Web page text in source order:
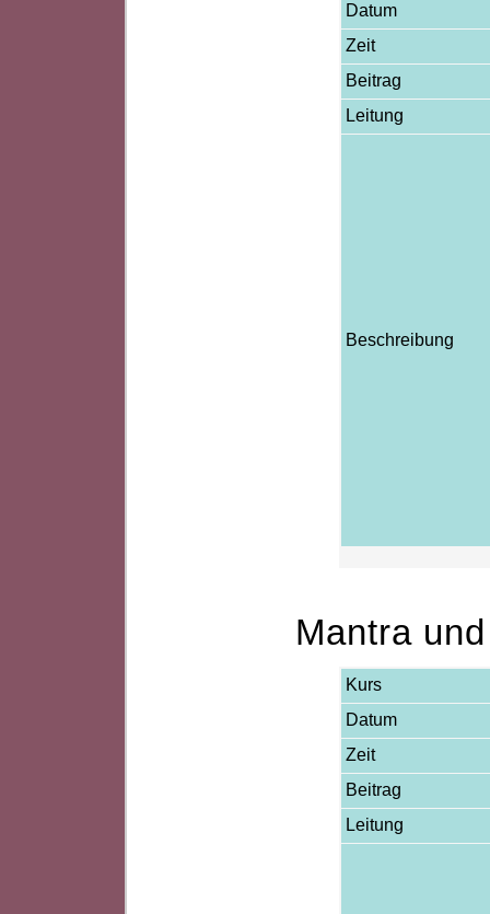
Datum
Zeit
Beitrag
Leitung
Beschreibung
Mantra
Kurs
Datum
Zeit
Beitrag
Leitung